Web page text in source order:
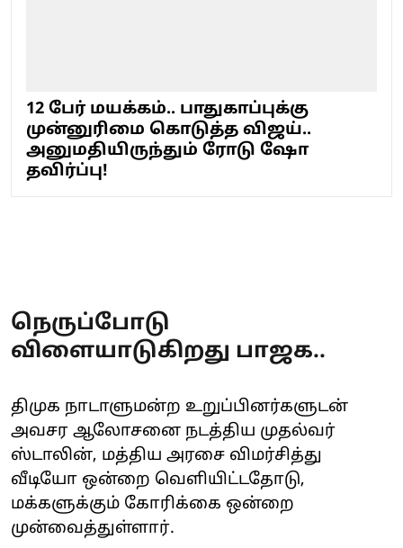
12 பேர் மயக்கம்.. பாதுகாப்புக்கு
முன்னுரிமை கொடுத்த விஜய்..
அனுமதியிருந்தும் ரோடு ஷோ
தவிர்ப்பு!
நெருப்போடு
விளையாடுகிறது பாஜக..
திமுக நாடாளுமன்ற உறுப்பினர்களுடன்
அவசர ஆலோசனை நடத்திய முதல்வர்
ஸ்டாலின், மத்திய அரசை விமர்சித்து
வீடியோ ஒன்றை வெளியிட்டதோடு,
மக்களுக்கும் கோரிக்கை ஒன்றை
முன்வைத்துள்ளார்.